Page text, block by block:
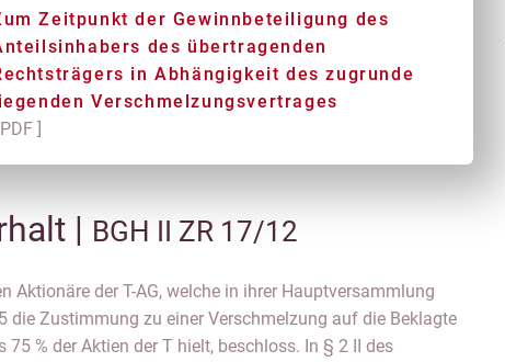
Zeitpunkt der Gewinnbeteiligung des
des übertragenden
in Abhängigkeit des zugrunde
Verschmelzungsvertrages
]
| BGH II ZR 17/12
Aktionäre der T-AG, welche in ihrer Hauptversammlung
die Zustimmung zu einer Verschmelzung auf die Beklagte
75 % der Aktien der T hielt, beschloss. In § 2 II des